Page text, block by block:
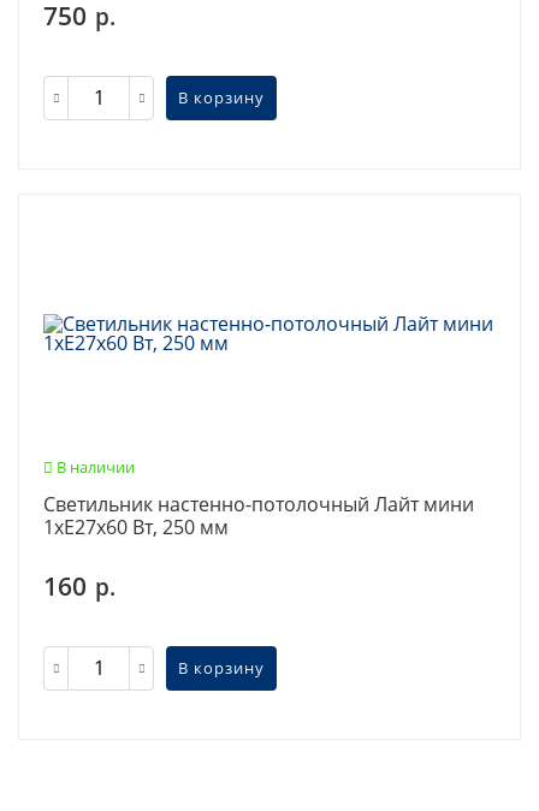
750 р.
В корзину
В наличии
Светильник настенно-потолочный Лайт мини
1хE27х60 Вт, 250 мм
160 р.
В корзину